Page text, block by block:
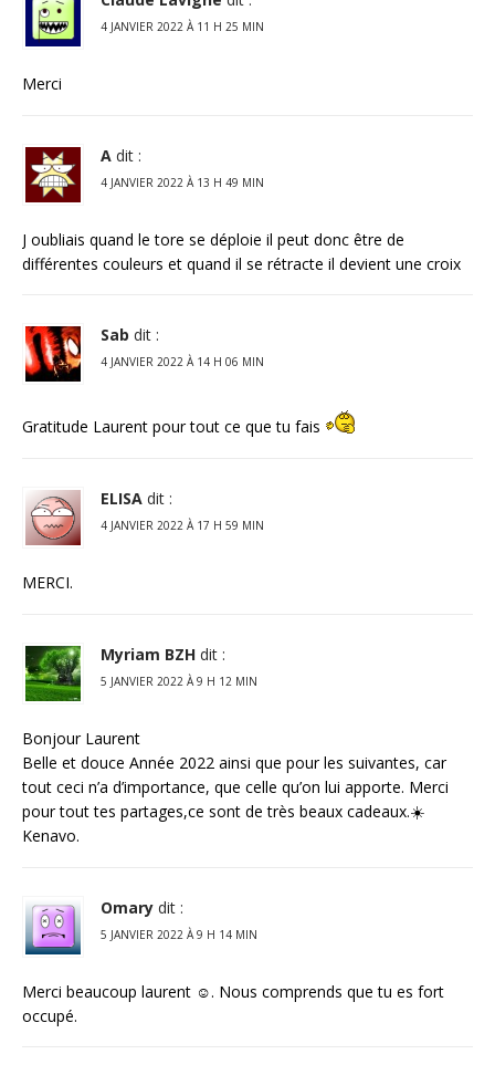
4 JANVIER 2022 À 11 H 25 MIN
Merci
A dit :
4 JANVIER 2022 À 13 H 49 MIN
J oubliais quand le tore se déploie il peut donc être de
différentes couleurs et quand il se rétracte il devient une croix
Sab dit :
4 JANVIER 2022 À 14 H 06 MIN
Gratitude Laurent pour tout ce que tu fais
ELISA dit :
4 JANVIER 2022 À 17 H 59 MIN
MERCI.
Myriam BZH dit :
5 JANVIER 2022 À 9 H 12 MIN
Bonjour Laurent
Belle et douce Année 2022 ainsi que pour les suivantes, car
tout ceci n’a d’importance, que celle qu’on lui apporte. Merci
pour tout tes partages,ce sont de très beaux cadeaux.☀️
Kenavo.
Omary dit :
5 JANVIER 2022 À 9 H 14 MIN
Merci beaucoup laurent ☺. Nous comprends que tu es fort
occupé.